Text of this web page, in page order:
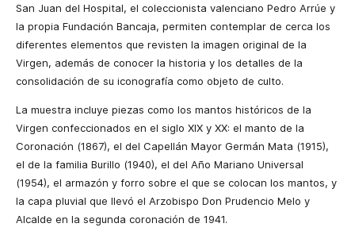
San Juan del Hospital, el coleccionista valenciano Pedro Arrúe y
la propia Fundación Bancaja, permiten contemplar de cerca los
diferentes elementos que revisten la imagen original de la
Virgen, además de conocer la historia y los detalles de la
consolidación de su iconografía como objeto de culto.
La muestra incluye piezas como los mantos históricos de la
Virgen confeccionados en el siglo XIX y XX: el manto de la
Coronación (1867), el del Capellán Mayor Germán Mata (1915),
el de la familia Burillo (1940), el del Año Mariano Universal
(1954), el armazón y forro sobre el que se colocan los mantos, y
la capa pluvial que llevó el Arzobispo Don Prudencio Melo y
Alcalde en la segunda coronación de 1941.